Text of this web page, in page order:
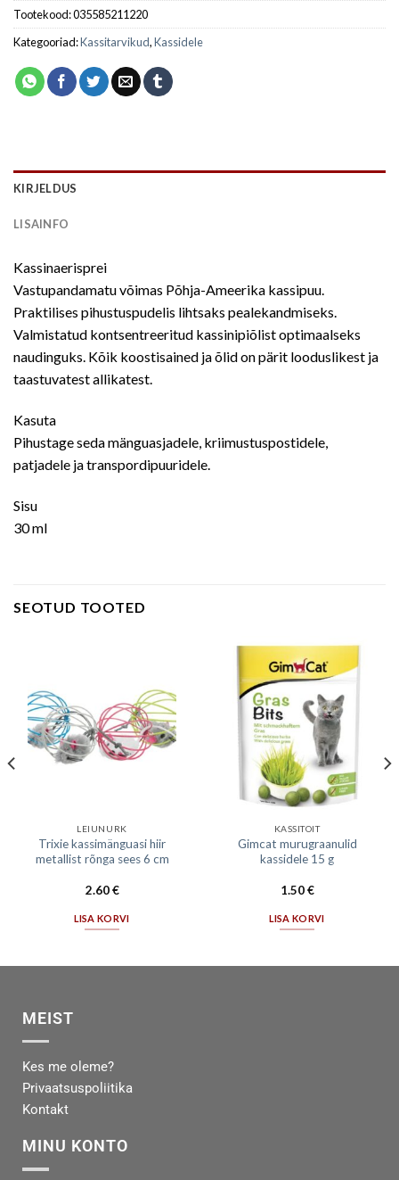
Tootekood:035585211220
Kategooriad:Kassitarvikud,Kassidele
KIRJELDUS
LISAINFO
Kassinaerisprei
Vastupandamatu võimas Põhja-Ameerika kassipuu.
Praktilises pihustuspudelis lihtsaks pealekandmiseks.
Valmistatud kontsentreeritud kassinipiõlist optimaalseks
naudinguks. Kõik koostisained ja õlid on pärit looduslikest ja
taastuvatest allikatest.
Kasuta
Pihustage seda mänguasjadele, kriimustuspostidele,
patjadele ja transpordipuuridele.
Sisu
30 ml
SEOTUD TOOTED
LEIUNURK
Trixie kassimänguasi hiir
metallist rõnga sees 6 cm
2.60€
LISA KORVI
KASSITOIT
Gimcat murugraanulid
kassidele 15 g
1.50€
LISA KORVI
MEIST
Kes me oleme?
Privaatsuspoliitika
Kontakt
MINU KONTO